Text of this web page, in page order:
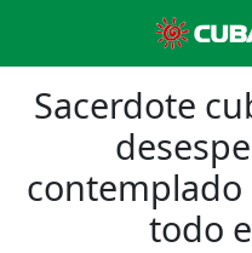
Sacerdote
contemplado
todo